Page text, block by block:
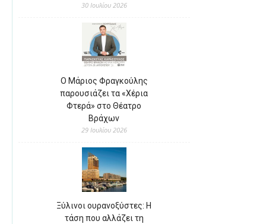
30 Ιουλίου 2026
Ο Μάριος Φραγκούλης
παρουσιάζει τα «Χέρια
Φτερά» στο Θέατρο
Βράχων
29 Ιουλίου 2026
Ξύλινοι ουρανοξύστες: Η
τάση που αλλάζει τη